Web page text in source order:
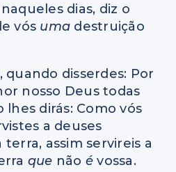
dias, diz o
vós uma destruição
quando disserdes: Por
nosso Deus todas
lhes dirás: Como vós
a deuses
assim servireis a
que não évossa.